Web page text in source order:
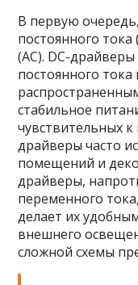
В первую
постоянного
(AC). DC-
постоянного
стабильное
чувствительных
драйверы часто
помещений и
драйверы,
переменного
делает их
внешнего
сложной схемы